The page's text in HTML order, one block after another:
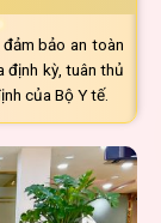
đảmbảo an toàn
định kỳ, tuân thủ
của Bộ Y tế.